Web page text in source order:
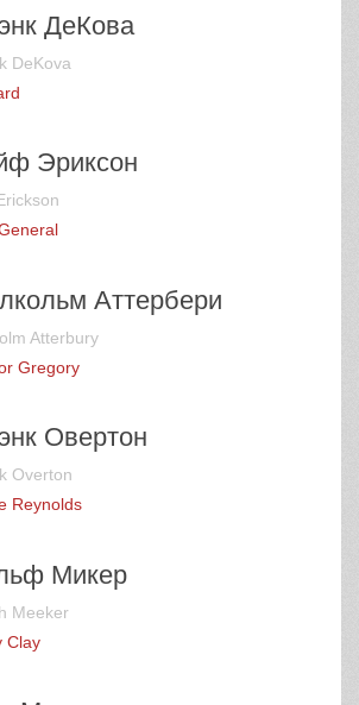
ДеКова
DeKova
Эриксон
Аттербери
Atterbury
Gregory
Овертон
Overton
Reynolds
Микер
Meeker
Clay